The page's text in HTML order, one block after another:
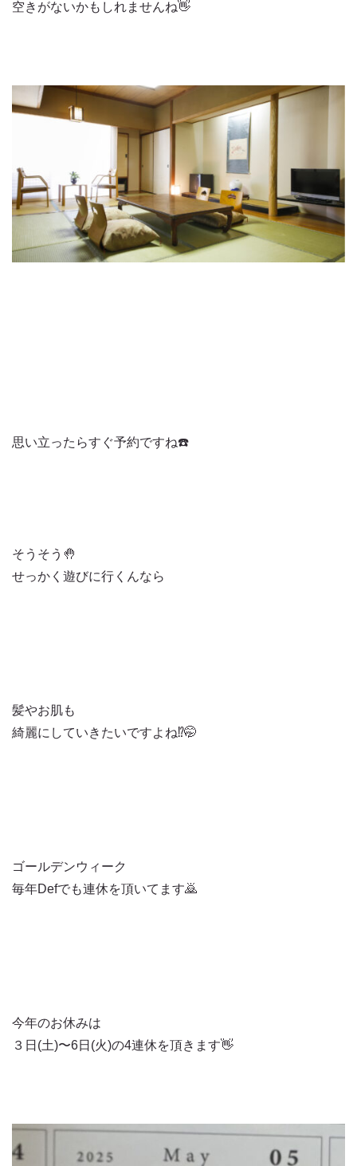
空きがないかもしれませんね👋
思い立ったらすぐ予約ですね☎️
そうそう🤚
せっかく遊びに行くんなら
髪やお肌も
綺麗にしていきたいですよね⁉️🤭
ゴールデンウィーク
毎年Defでも連休を頂いてます🙇
今年のお休みは
３日(土)〜6日(火)の4連休を頂きます👋